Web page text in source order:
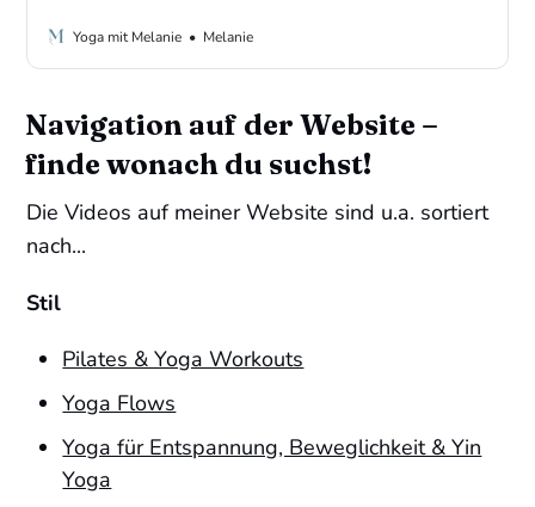
Yoga mit Melanie
Melanie
Navigation auf der Website –
finde wonach du suchst!
Die Videos auf meiner Website sind u.a. sortiert
nach...
Stil
Pilates & Yoga Workouts
Yoga Flows
Yoga für Entspannung, Beweglichkeit & Yin
Yoga